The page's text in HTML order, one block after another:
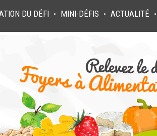
DU DÉFI ● MINI-DÉFIS ● ACTUALITÉ ●